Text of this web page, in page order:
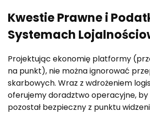
Kwestie Prawne i
Systemach
Projektując ekonomię platformy
na punkt), nie można ignorować
skarbowych. Wraz z wdrożeniem
oferujemy doradztwo operacyjne, by
pozostał bezpieczny z punktu